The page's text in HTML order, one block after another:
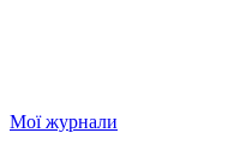
Мої журнали